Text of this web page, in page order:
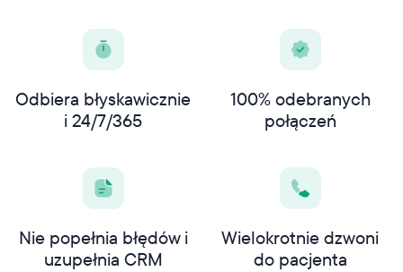
Odbiera błyskawicznie
i 24/7/365
100% odebranych
połączeń
Nie popełnia błędów i
uzupełnia CRM
Wielokrotnie dzwoni
do pacjenta